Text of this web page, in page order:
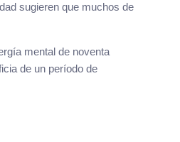
sugieren que muchos de
mental de noventa
de un período de